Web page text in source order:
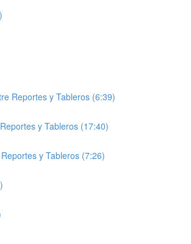
Reportes y Tableros (6:39)
y Tableros (17:40)
y Tableros (7:26)